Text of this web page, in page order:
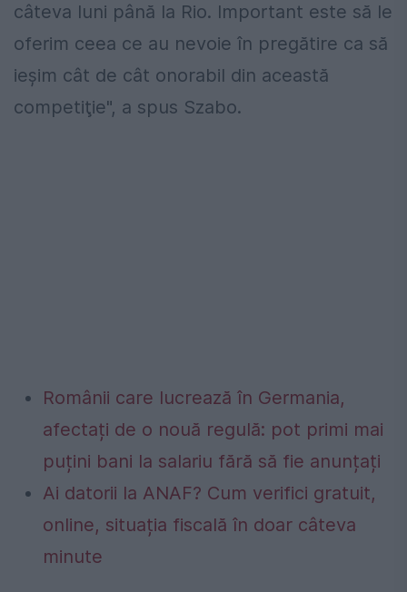
câteva luni până la Rio. Important este să le
oferim ceea ce au nevoie în pregătire ca să
ieşim cât de cât onorabil din această
competiţie", a spus Szabo.
Românii care lucrează în Germania,
afectați de o nouă regulă: pot primi mai
puțini bani la salariu fără să fie anunțați
Ai datorii la ANAF? Cum verifici gratuit,
online, situația fiscală în doar câteva
minute